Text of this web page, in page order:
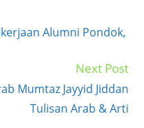
Alumni Pondok,
Next Post
Mumtaz Jayyid Jiddan
Tulisan Arab & Arti